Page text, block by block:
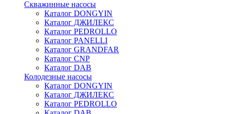
Скважинные насосы
Каталог DONGYIN
Каталог ДЖИЛЕКС
Каталог PEDROLLO
Каталог PANELLI
Каталог GRANDFAR
Каталог CNP
Каталог DAB
Колодезные насосы
Каталог DONGYIN
Каталог ДЖИЛЕКС
Каталог PEDROLLO